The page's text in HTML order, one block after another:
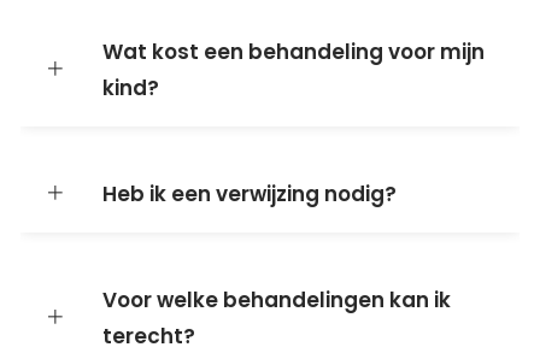
Wat kost een behandeling voor mijn
kind?
Heb ik een verwijzing nodig?
Voor welke behandelingen kan ik
terecht?